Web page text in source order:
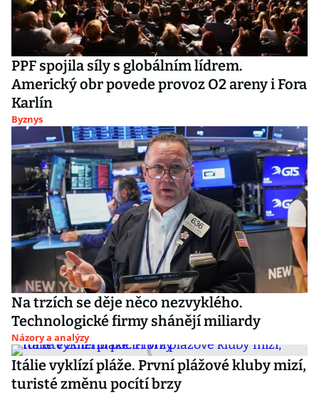
PPF spojila síly s globálním lídrem.
Americký obr povede provoz O2 areny i Fora
Karlín
Byznys
Na trzích se děje něco nezvyklého.
Technologické firmy shánějí miliardy
Názory a analýzy
Itálie vyklízí pláže. První plážové kluby mizí,
turisté změnu pocítí brzy